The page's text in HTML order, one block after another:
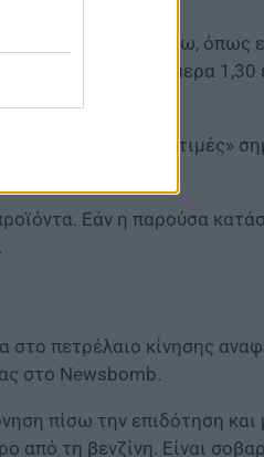
είναι 40% επάνω, όπως
το βρίσκουν σήμερα
να μειωθούν οι τιμές»
Εάν η παρούσα
στο πετρέλαιο κίνησης
στο Newsbomb.
πίσω την επιδότηση και
από τη βενζίνη. Είναι